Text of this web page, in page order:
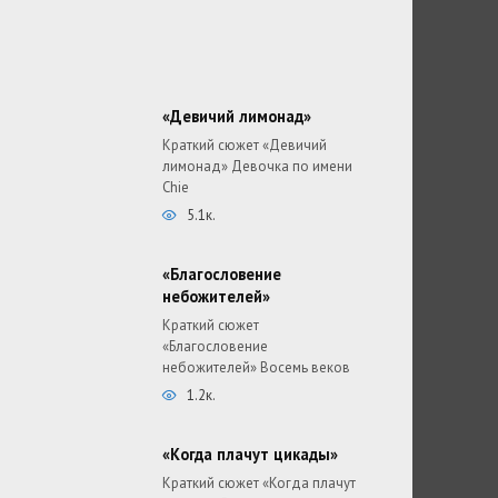
«Девичий лимонад»
Краткий сюжет «Девичий
лимонад» Девочка по имени
Chie
5.1к.
«Благословение
небожителей»
Краткий сюжет
«Благословение
небожителей» Восемь веков
1.2к.
«Когда плачут цикады»
Краткий сюжет «Когда плачут